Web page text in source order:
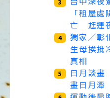
「租屋
亡 尪連
4
獨家／彰
生母挨批
真相
5
日月談
畫日月潭